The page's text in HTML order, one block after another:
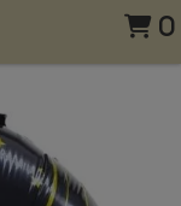
0